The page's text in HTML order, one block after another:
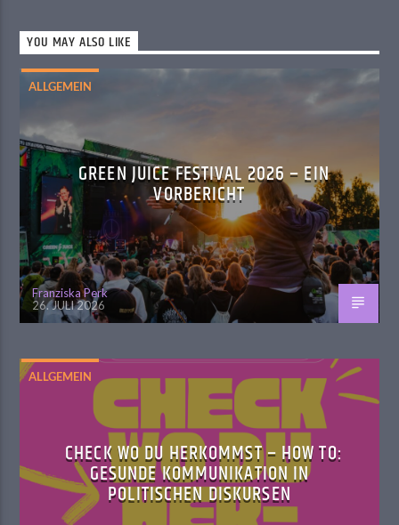
YOU MAY ALSO LIKE
ALLGEMEIN
GREEN JUICE FESTIVAL 2026 – EIN
VORBERICHT
Franziska Perk
26. JULI 2026
ALLGEMEIN
CHECK WO DU HERKOMMST – HOW TO:
GESUNDE KOMMUNIKATION IN
POLITISCHEN DISKURSEN